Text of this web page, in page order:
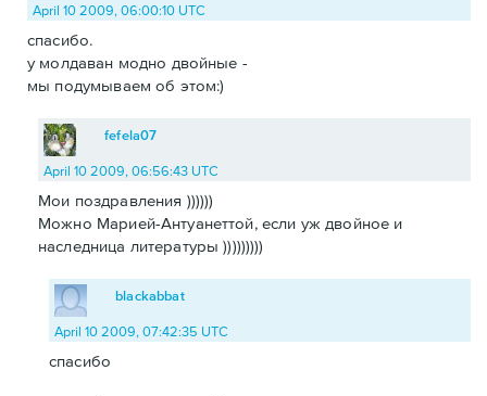
April 10 2009, 06:00:10 UTC
спасибо.
у молдаван модно двойные -
мы подумываем об этом:)
fefela07
April 10 2009, 06:56:43 UTC
Мои поздравления ))))))
Можно Марией-Антуанеттой, если уж двойное и
наследница литературы )))))))))
blackabbat
April 10 2009, 07:42:35 UTC
спасибо